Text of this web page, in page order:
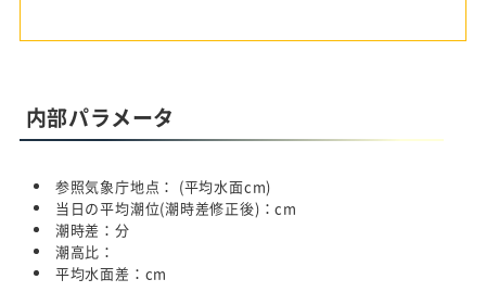
内部パラメータ
参照気象庁地点： (平均水面cm)
当日の平均潮位(潮時差修正後)：cm
潮時差：分
潮高比：
平均水面差： cm